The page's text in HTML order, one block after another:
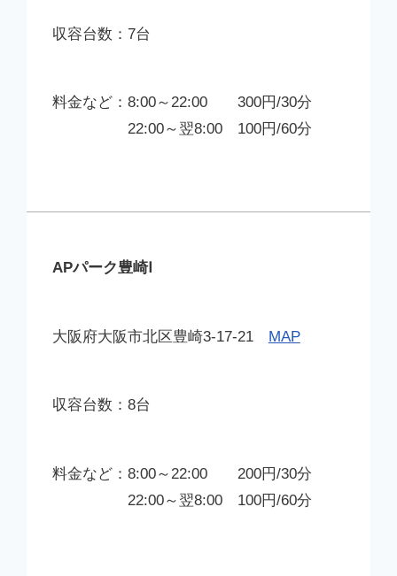
7台
8:00～22:00 300円/30分
22:00～翌8:00 100円/60分
APパーク豊崎Ⅰ
大阪府大阪市北区豊崎3-17-21 MAP
8台
8:00～22:00 200円/30分
22:00～翌8:00 100円/60分